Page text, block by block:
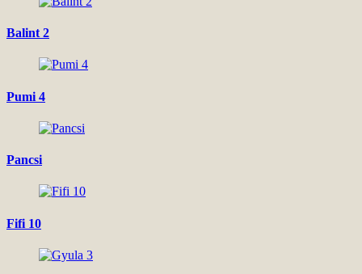
Balint 2
Pumi 4
Pancsi
Fifi 10